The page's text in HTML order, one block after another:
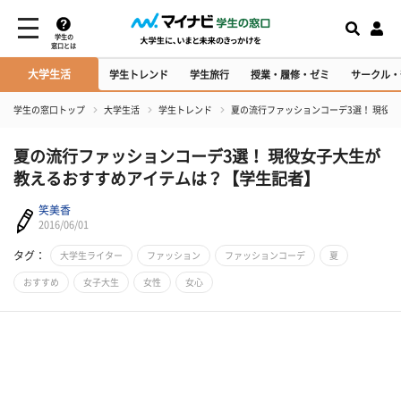
学生の
窓口とは
大学生活 学生トレンド 学生旅行 授業・履修・ゼミ サークル
学生の窓口トップ 大学生活 学生トレンド 夏の流行ファッションコーデ3選！ 現役
夏の流行ファッションコーデ3選！ 現役女子大生が
教えるおすすめアイテムは？【学生記者】
笑美香
2016/06/01
タグ： 大学生ライター ファッション ファッションコーデ 夏
おすすめ 女子大生 女性 女心